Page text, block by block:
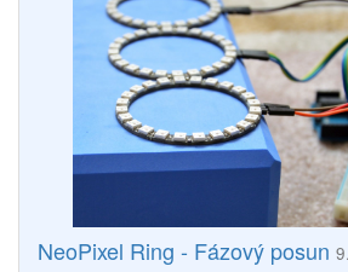
NeoPixel Ring - Fázový posun